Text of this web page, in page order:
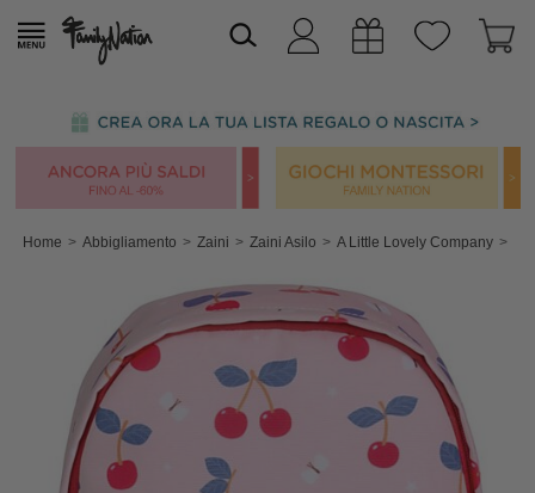
Home Abbigliamento Zaini Zaini Asilo A Little Lovely Company